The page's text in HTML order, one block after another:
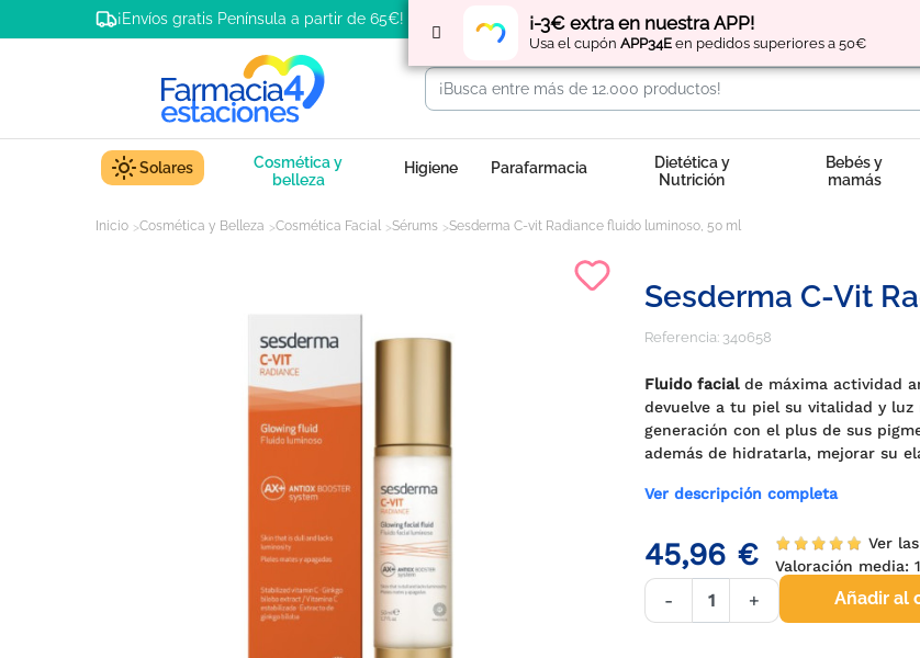
¡-3€ extra en nuestra APP!
Usa el cupón APP34E en pedidos superiores a 50€
¡Envíos gratis Península a partir de 65€! Regístratey obtén
Solares
Cosmética y
belleza
Higiene Parafarmacia
Dietética y
Nutrición
Bebés y
mamás
Inicio Cosmética y Belleza Cosmética Facial Sérums Sesderma C-vit Radiance fluido luminoso, 50 ml
Sesderma C-Vit
Referencia: 340658
Fluido facialde máxima actividad
devuelve a tu piel su vitalidad y
generación con el plus de sus
además de hidratarla, mejorar su
Ver descripción completa
45,96 €
Ver
Valoración media:
- + Añadir al